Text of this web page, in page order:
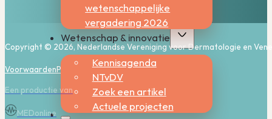
wetenschappelijke
vergadering 2026
Wetenschap & innovatie
Kennisagenda
NTvDV
Zoek een artikel
Actuele projecten
Copyright © 2026, Nederlandse Vereniging voor Dermatologie en
VoorwaardenPrivacy Cookies
Een productie van
MEDonline